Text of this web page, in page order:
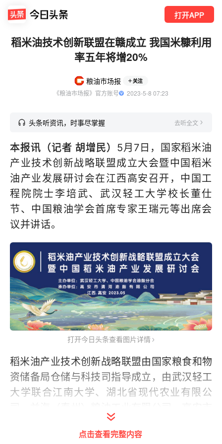
打开APP
稻米油技术创新联盟在赣成立 我国米糠利用
率五年将增20%
粮油市场报 关注
《粮油市场报》官方账号
  2023-5-8 07:23
头条听资讯，时事尽掌握 去听全文
本报讯（记者 胡增民） 5月7日， 国家稻米油
产业技术创新战略联盟成立大会暨中国稻米
油产业发展研讨会在江西高安召开， 中国工
程院院士李培武、 武汉轻工大学校长董仕
节、 中国粮油学会首席专家王瑞元等出席会
议并讲话。
打开今日头条查看图片详情
稻米油产业技术创新战略联盟由国家粮食和物
资储备局仓储与科技司指导成立，由武汉轻工
大学联合江南大学、湖北省现代农业有限公
清河油脂有限公司等发起，共有38家从事稻米
油科技、加工装备研发和生产的单位组成。联
点击查看完整内容